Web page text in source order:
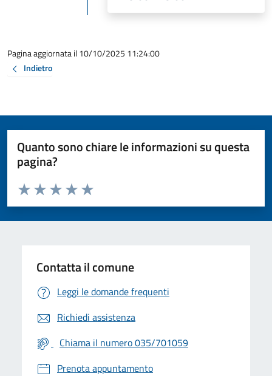
Pagina aggiornata il 10/10/2025 11:24:00
Indietro
Quanto sono chiare le informazioni su questa
pagina?
Valuta da 1 a 5 stelle la pagina
Valuta 5 stelle su 5
Valuta 4 stelle su 5
Valuta 3 stelle su 5
Valuta 2 stelle su 5
Valuta 1 stelle su 5
Contatta il comune
Leggi le domande frequenti
Richiedi assistenza
Chiama il numero 035/701059
Prenota appuntamento